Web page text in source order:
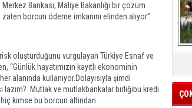
Bankası, Maliye Bakanlığı bir çözüm
borcun ödeme imkanını elinden alıyor”
oluşturduğunu vurgulayan Türkiye Esnaf ve
“Günlük hayatımızın kayıtlı ekonominin
alanında kullanıyor.Dolayısıyla şimdi
lazım? Mutlak ve mutlakbankalar birliğibu kredi
kimse bu borcun altından